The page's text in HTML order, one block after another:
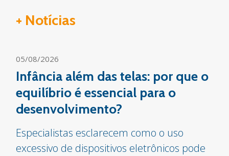
+ Notícias
05/08/2026
Infância além das telas: por que o
equilíbrio é essencial para o
desenvolvimento?
Especialistas esclarecem como o uso
excessivo de dispositivos eletrônicos pode